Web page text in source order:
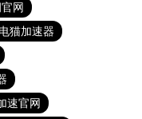
网
猫加速器
速官网